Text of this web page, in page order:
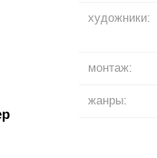
художники:
монтаж:
жанры: